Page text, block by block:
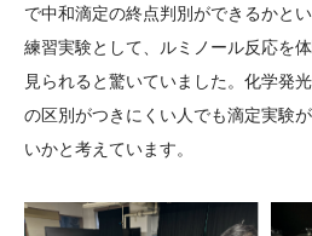
科学教育振興助成・
次世代理系人材育成プ
ログラム助成
サイトマップ 中
で中和滴定の終点判別ができるかと
練習実験として、ルミノール反応を
見られると驚いていました。化学発
の区別がつきにくい人でも滴定実験
いかと考えています。